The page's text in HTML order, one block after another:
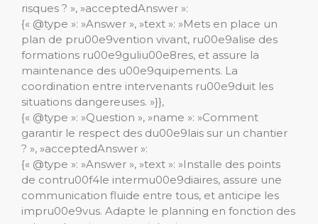
risques ? », »acceptedAnswer »:
{« @type »: »Answer », »text »: »Mets en place un
plan de pru00e9vention vivant, ru00e9alise des
formations ru00e9guliu00e8res, et assure la
maintenance des u00e9quipements. La
coordination entre intervenants ru00e9duit les
situations dangereuses. »}},
{« @type »: »Question », »name »: »Comment
garantir le respect des du00e9lais sur un chantier
? », »acceptedAnswer »:
{« @type »: »Answer », »text »: »Installe des points
de contru00f4le intermu00e9diaires, assure une
communication fluide entre tous, et anticipe les
impru00e9vus. Adapte le planning en fonction des